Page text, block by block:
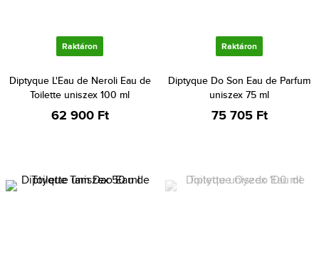
Raktáron
Diptyque L'Eau de Neroli Eau de
Toilette uniszex 100 ml
62 900 Ft
Raktáron
Diptyque Do Son Eau de Parfum
uniszex 75 ml
75 705 Ft